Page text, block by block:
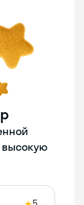
высокую